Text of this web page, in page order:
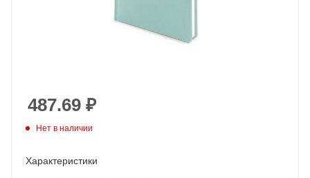
487.69 ₽
Нет в наличии
Характеристики